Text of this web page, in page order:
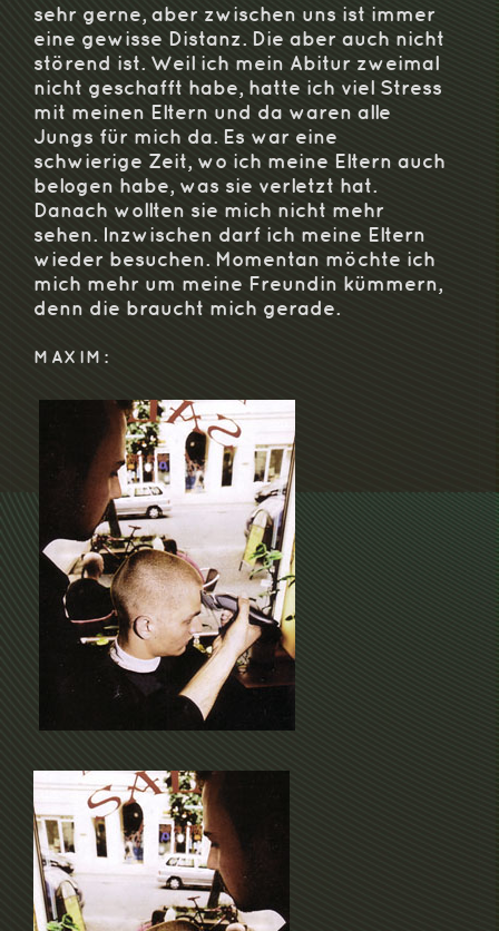
sehr gerne, aber zwischen uns ist immer
eine gewisse Distanz. Die aber auch nicht
störend ist. Weil ich mein Abitur zweimal
nicht geschafft habe, hatte ich viel Stress
mit meinen Eltern und da waren alle
Jungs für mich da. Es war eine
schwierige Zeit, wo ich meine Eltern auch
belogen habe, was sie verletzt hat.
Danach wollten sie mich nicht mehr
sehen. Inzwischen darf ich meine Eltern
wieder besuchen. Momentan möchte ich
mich mehr um meine Freundin kümmern,
denn die braucht mich gerade.
MAXIM: